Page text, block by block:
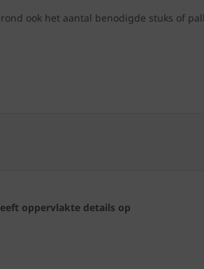
ook het aantal benodigde stuks of
oppervlakte details op